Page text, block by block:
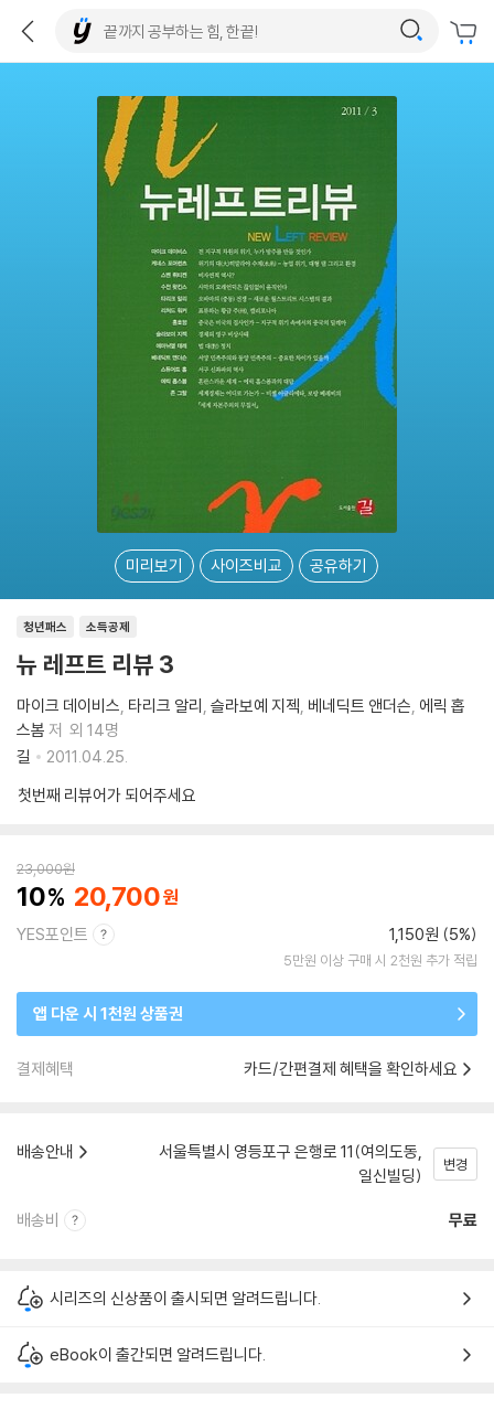
미리보기 사이즈비교 공유하기
소득공제
청년패스
뉴 레프트 리뷰 3
마이크 데이비스 타리크 알리 슬라보예 지젝 베네딕트 앤더슨 에릭 홉
스봄 저 외 14명
길
2011.04.25.
첫번째 리뷰어가 되어주세요
23,000원
10 20,700
YES포인트 1,150원 (5%)
5만원 이상 구매 시 2천원 추가 적립
앱 다운 시 1천원 상품권
결제혜택 카드/간편결제 혜택을 확인하세요
배송안내
서울특별시 영등포구 은행로 11(여의도동,
일신빌딩)
변경
배송비 무료
시리즈의 신상품이 출시되면 알려드립니다.
eBook이 출간되면 알려드립니다.